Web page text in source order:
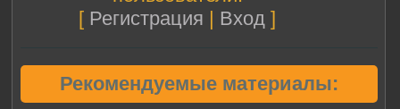
[ Регистрация | Вход ]
Рекомендуемые материалы: